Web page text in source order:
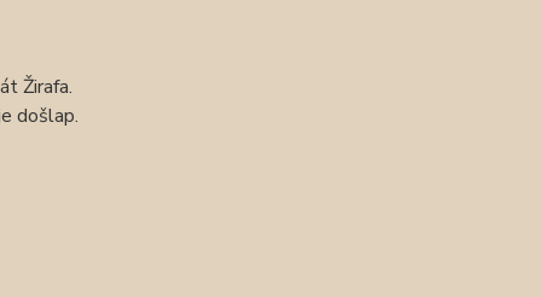
Žirafa.
došlap.